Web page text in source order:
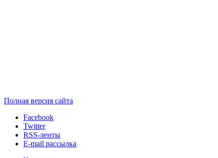
Полная версия сайта
Facebook
Twitter
RSS-ленты
E-mail рассылка